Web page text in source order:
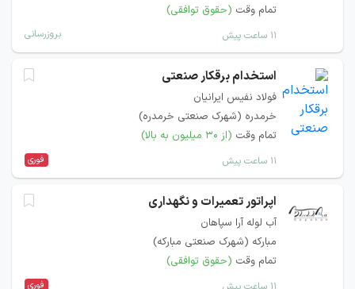
تمام وقت (حقوق توافقی)
۱۱ ساعت پیش بروزرسانی
استخدام برقکار صنعتی
فولاد نفیس ایرانیان
خرمدره (شهرک صنعتی خرمدره)
تمام وقت (از ۳۰ میلیون به بالا)
۱۱ ساعت پیش فوری
اپراتور تعمیرات و نگهداری
آب لوله آرا سپاهان
مبارکه (شهرک صنعتی مبارکه)
تمام وقت (حقوق توافقی)
فوری